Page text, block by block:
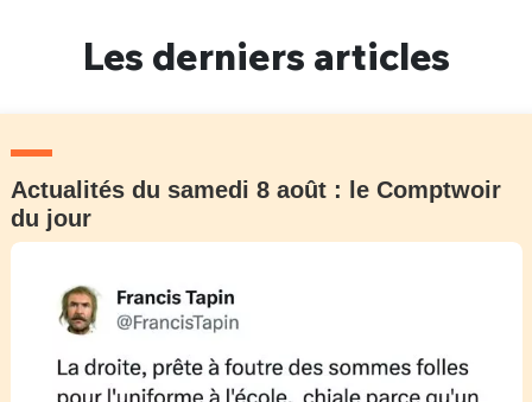
Les derniers articles
Actualités du samedi 8 août : le Comptwoir
du jour
Un Thread